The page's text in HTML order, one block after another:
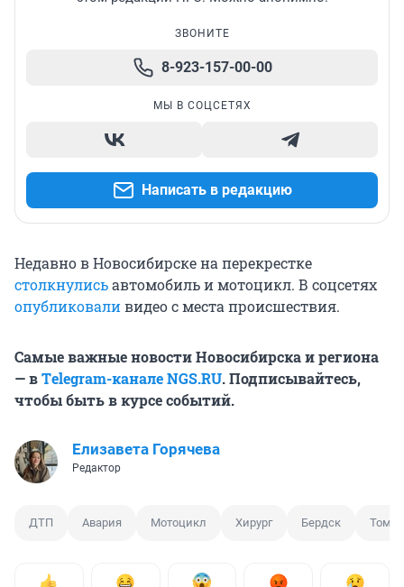
ЗВОНИТЕ
8-923-157-00-00
МЫ В СОЦСЕТЯХ
Написать в редакцию
Недавно в Новосибирске на перекрестке
столкнулисьавтомобиль и мотоцикл. В соцсетях
опубликоваливидео с места происшествия.
Самые важные новости Новосибирска и региона
— вТelegram-канале NGS.RU. Подписывайтесь,
чтобы быть в курсе событий.
Елизавета Горячева
Редактор
ДТП Авария Мотоцикл Хирург Бердск Томск